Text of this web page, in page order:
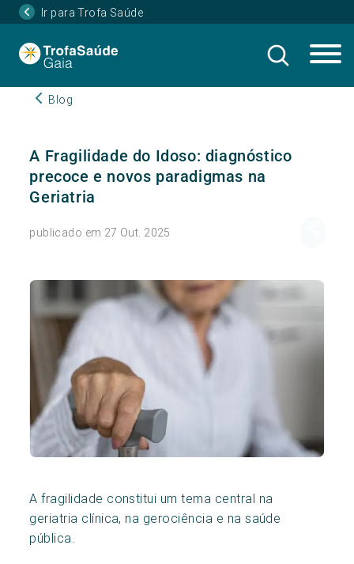
Ir para Trofa Saúde
Blog
A Fragilidade do Idoso: diagnóstico
precoce e novos paradigmas na
Geriatria
publicado em 27 Out. 2025
A fragilidade constitui um tema central na
geriatria clínica, na gerociência e na saúde
pública.